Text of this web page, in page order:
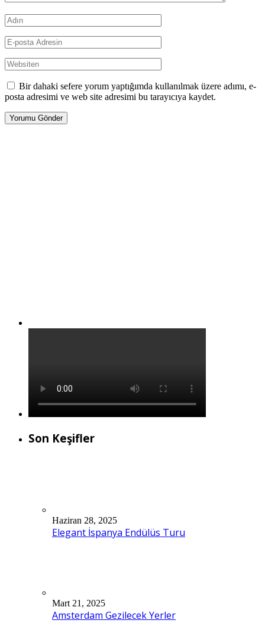
Bir dahaki sefere yorum yaptığımda kullanılmak üzere adımı, e-
posta adresimi ve web site adresimi bu tarayıcıya kaydet.
Son Keşifler
Haziran 28, 2025
Elegant İspanya Endülüs Turu
Mart 21, 2025
Amsterdam Gezilecek Yerler